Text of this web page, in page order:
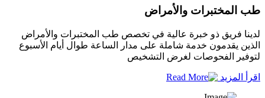
طب المختبرات والأمراض
لدينا فريق ذو خبرة عالية في تخصص طب المختبرات والأمراض
الذين يقدمون خدمة شاملة على مدار الساعة طوال أيام الأسبوع
لتوفير الفحوصات لغرض التشخيص
اقرأ المزيد